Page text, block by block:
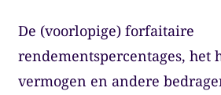
De (voorlopige) forfaitaire
rendementspercentages, het
vermogen en andere